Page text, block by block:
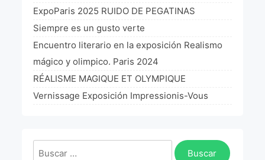
Reflecting Source. NY 2019
«Sincronías con sentido» Bogotá Colombia 2019
«Huellas trashumantes» New York 2018
Commissaire D’exposition
Manifiesto Ecoarte
ExpoParis 2025 RUIDO DE PEGATINAS
Siempre es un gusto verte
Encuentro literario en la exposición Realismo
mágico y olimpico. Paris 2024
RÉALISME MAGIQUE ET OLYMPIQUE
Vernissage Exposición Impressionis-Vous
Buscar: